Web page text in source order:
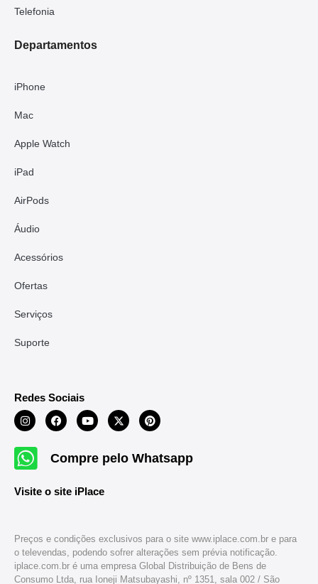
Telefonia
Departamentos
iPhone
Mac
Apple Watch
iPad
AirPods
Áudio
Acessórios
Ofertas
Serviços
Suporte
Redes Sociais
Compre pelo Whatsapp
Visite o site iPlace
Preços e condições exclusivos para o site www.iplace.com.br e para
o televendas, podendo sofrer alterações sem prévia notificação.
iplace.com.br é uma empresa Global Distribuição de Bens de
Consumo Ltda, rua Ioneji Matsubayashi, nº 1351, sala 002 / São